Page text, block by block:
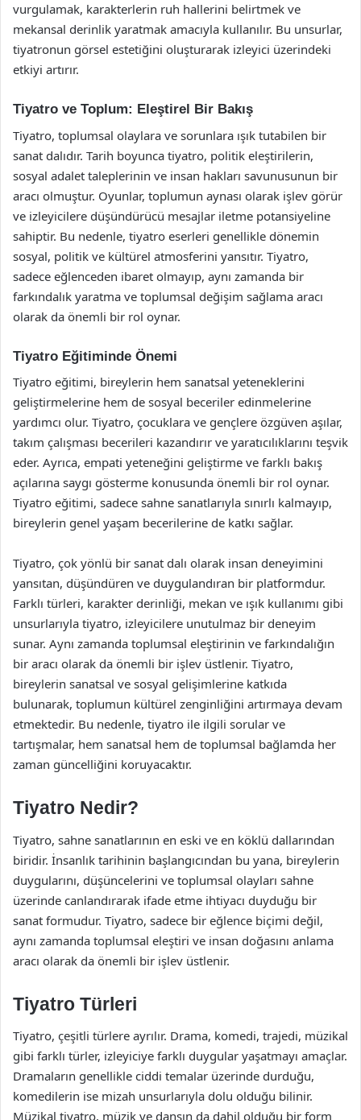
vurgulamak, karakterlerin ruh hallerini belirtmek ve
mekansal derinlik yaratmak amacıyla kullanılır. Bu unsurlar,
tiyatronun görsel estetiğini oluşturarak izleyici üzerindeki
etkiyi artırır.
Tiyatro ve Toplum: Eleştirel Bir Bakış
Tiyatro, toplumsal olaylara ve sorunlara ışık tutabilen bir
sanat dalıdır. Tarih boyunca tiyatro, politik eleştirilerin,
sosyal adalet taleplerinin ve insan hakları savunusunun bir
aracı olmuştur. Oyunlar, toplumun aynası olarak işlev görür
ve izleyicilere düşündürücü mesajlar iletme potansiyeline
sahiptir. Bu nedenle, tiyatro eserleri genellikle dönemin
sosyal, politik ve kültürel atmosferini yansıtır. Tiyatro,
sadece eğlenceden ibaret olmayıp, aynı zamanda bir
farkındalık yaratma ve toplumsal değişim sağlama aracı
olarak da önemli bir rol oynar.
Tiyatro Eğitiminde Önemi
Tiyatro eğitimi, bireylerin hem sanatsal yeteneklerini
geliştirmelerine hem de sosyal beceriler edinmelerine
yardımcı olur. Tiyatro, çocuklara ve gençlere özgüven aşılar,
takım çalışması becerileri kazandırır ve yaratıcılıklarını teşvik
eder. Ayrıca, empati yeteneğini geliştirme ve farklı bakış
açılarına saygı gösterme konusunda önemli bir rol oynar.
Tiyatro eğitimi, sadece sahne sanatlarıyla sınırlı kalmayıp,
bireylerin genel yaşam becerilerine de katkı sağlar.
Tiyatro, çok yönlü bir sanat dalı olarak insan deneyimini
yansıtan, düşündüren ve duygulandıran bir platformdur.
Farklı türleri, karakter derinliği, mekan ve ışık kullanımı gibi
unsurlarıyla tiyatro, izleyicilere unutulmaz bir deneyim
sunar. Aynı zamanda toplumsal eleştirinin ve farkındalığın
bir aracı olarak da önemli bir işlev üstlenir. Tiyatro,
bireylerin sanatsal ve sosyal gelişimlerine katkıda
bulunarak, toplumun kültürel zenginliğini artırmaya devam
etmektedir. Bu nedenle, tiyatro ile ilgili sorular ve
tartışmalar, hem sanatsal hem de toplumsal bağlamda her
zaman güncelliğini koruyacaktır.
Tiyatro Nedir?
Tiyatro, sahne sanatlarının en eski ve en köklü dallarından
biridir. İnsanlık tarihinin başlangıcından bu yana, bireylerin
duygularını, düşüncelerini ve toplumsal olayları sahne
üzerinde canlandırarak ifade etme ihtiyacı duyduğu bir
sanat formudur. Tiyatro, sadece bir eğlence biçimi değil,
aynı zamanda toplumsal eleştiri ve insan doğasını anlama
aracı olarak da önemli bir işlev üstlenir.
Tiyatro Türleri
Tiyatro, çeşitli türlere ayrılır. Drama, komedi, trajedi, müzikal
gibi farklı türler, izleyiciye farklı duygular yaşatmayı amaçlar.
Dramaların genellikle ciddi temalar üzerinde durduğu,
komedilerin ise mizah unsurlarıyla dolu olduğu bilinir.
Müzikal tiyatro, müzik ve dansın da dahil olduğu bir form